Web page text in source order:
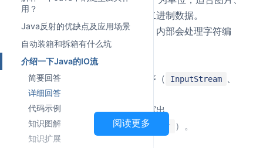
用？
Java反射的优缺点及应用场景
自动装箱和拆箱有什么坑
介绍一下Java的IO流
简要回答
详细回答
代码示例
知识图解
知识扩展
视频、音频、压缩包等二进制数据。
字符流：以字符为单位，内部会处理字符编
码，适合文本数据。
按流向：
输入流
：把数据读入程序（ InputStream
Reader
输出流
：把数据从程序写出
（
OutputStream 、 Writer
）。
按角色：
阅读更多